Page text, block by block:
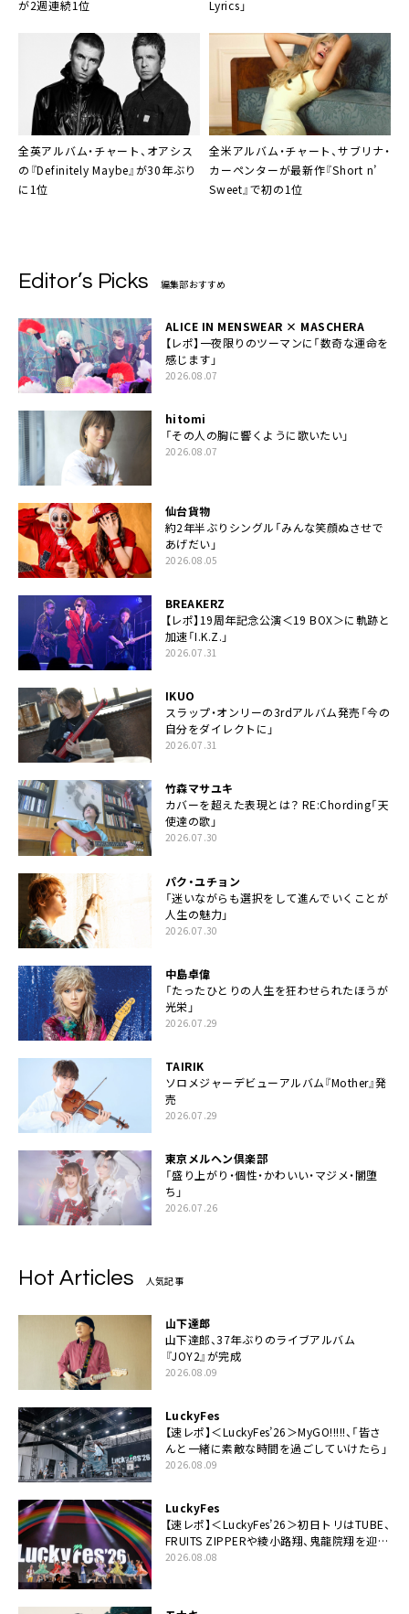
が2週連続1位 Lyrics」
全英アルバム・チャート、オアシス
の『Definitely Maybe』が30年ぶり
に1位
全米アルバム・チャート、サブリナ・
カーペンターが最新作『Short n’
Sweet』で初の1位
Editor’s Picks 編集部おすすめ
ALICE IN MENSWEAR × MASCHERA
【レポ】一夜限りのツーマンに「数奇な運命を
感じます」
2026.08.07
hitomi
「その人の胸に響くように歌いたい」
2026.08.07
仙台貨物
約2年半ぶりシングル「みんな笑顔ぬさせで
あげだい」
2026.08.05
BREAKERZ
【レポ】19周年記念公演＜19 BOX＞に軌跡と
加速「I.K.Z.」
2026.07.31
IKUO
スラップ・オンリーの3rdアルバム発売「今の
自分をダイレクトに」
2026.07.31
竹森マサユキ
カバーを超えた表現とは？ RE:Chording「天
使達の歌」
2026.07.30
パク・ユチョン
「迷いながらも選択をして進んでいくことが
人生の魅力」
2026.07.30
中島卓偉
「たったひとりの人生を狂わせられたほうが
光栄」
2026.07.29
TAIRIK
ソロメジャーデビューアルバム『Mother』発
売
2026.07.29
東京メルヘン倶楽部
「盛り上がり・個性・かわいい・マジメ・闇堕
ち」
2026.07.26
Hot Articles 人気記事
山下達郎
山下達郎、37年ぶりのライブアルバム
『JOY2』が完成
2026.08.09
LuckyFes
【速レポ】＜LuckyFes’26＞MyGO!!!!!、「皆さ
んと一緒に素敵な時間を過ごしていけたら」
2026.08.09
LuckyFes
【速レポ】＜LuckyFes’26＞初日トリはTUBE、
FRUITS ZIPPERや綾小路翔、鬼龍院翔を迎え
た豪華コラボも「知ってたらぜひ一緒に歌っ
2026.08.08